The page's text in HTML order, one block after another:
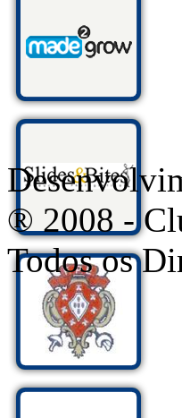
® 2008 -
Todos os